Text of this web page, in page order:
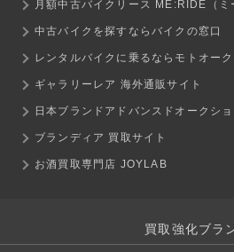
月額中古バイクリース ME:RIDE（ミ
中古バイクを探すならバイクの窓口
レンタルバイクに乗るならモトオー
ギャラリーレア 海外通販サイト
日本ブランドアドバンスドオークショ
ブランディア 買取サイト
お酒買取専門店 JOYLAB
買取強化ブラ